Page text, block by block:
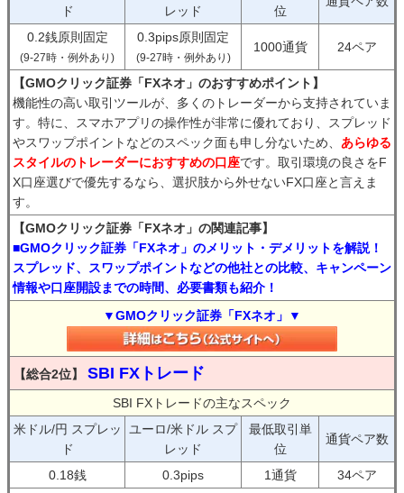
ド
レッド
位
0.2銭原則固定
(9-27時・例外あり)
0.3pips原則固定
(9-27時・例外あり)
1000通貨 24ペア
【GMOクリック証券「FXネオ」のおすすめポイント】
機能性の高い取引ツールが、多くのトレーダーから支持されていま
す。特に、スマホアプリの操作性が非常に優れており、スプレッド
やスワップポイントなどのスペック面も申し分ないため、 あらゆる
スタイルのトレーダーにおすすめの口座です。取引環境の良さをF
X口座選びで優先するなら、選択肢から外せないFX口座と言えま
す。
【GMOクリック証券「FXネオ」の関連記事】
■GMOクリック証券「FXネオ」のメリット・デメリットを解説！
スプレッド、スワップポイントなどの他社との比較、キャンペーン
情報や口座開設までの時間、必要書類も紹介！
▼GMOクリック証券「FXネオ」▼
【総合2位】 SBI FXトレード
SBI FXトレードの主なスペック
米ドル/円 スプレッ
ド
ユーロ/米ドル スプ
レッド
最低取引単
位
通貨ペア数
0.18銭 0.3pips 1通貨
34ペア